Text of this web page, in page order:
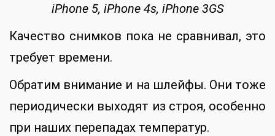
iPhone 5, iPhone 4s, iPhone 3GS
Качество снимков пока не сравнивал, это
требует времени.
Обратим внимание и на шлейфы. Они тоже
периодически выходят из строя, особенно
при наших перепадах температур.